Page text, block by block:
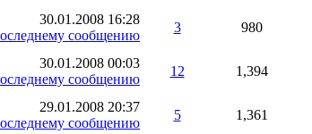
30.01.2008 16:28
3 980
30.01.2008 00:03
12 1,394
29.01.2008 20:37
5 1,361